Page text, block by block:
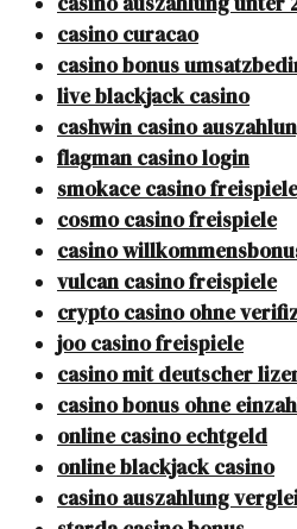
casino curacao
casino bonus
live blackjack casino
cashwin casino
flagman casino login
smokace casino freispiele
cosmo casino freispiele
casino
vulcan casino freispiele
crypto casino ohne
joo casino freispiele
casino mit deutscher
casino bonus ohne
online casino echtgeld
online blackjack casino
casino auszahlung